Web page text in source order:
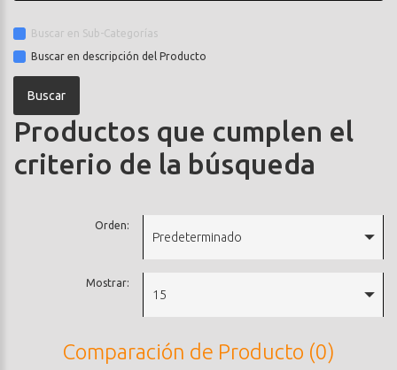
Buscar en Sub-Categorías
Buscar en descripción del Producto
Productos que cumplen el
criterio de la búsqueda
Orden:
Predeterminado
Mostrar:
15
Comparación de Producto (0)